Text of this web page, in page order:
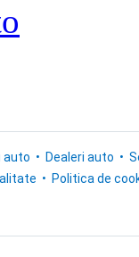
auto Dealeri auto
Politica de